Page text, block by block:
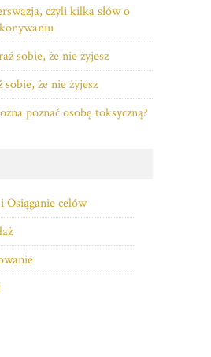
czyli kilka słów o
sobie, że nie żyjesz
że nie żyjesz
poznać osobę toksyczną?
Osiąganie celów